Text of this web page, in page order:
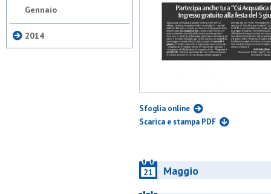
Gennaio
2014
Sfoglia online
Scarica e stampa PDF
21 Maggio